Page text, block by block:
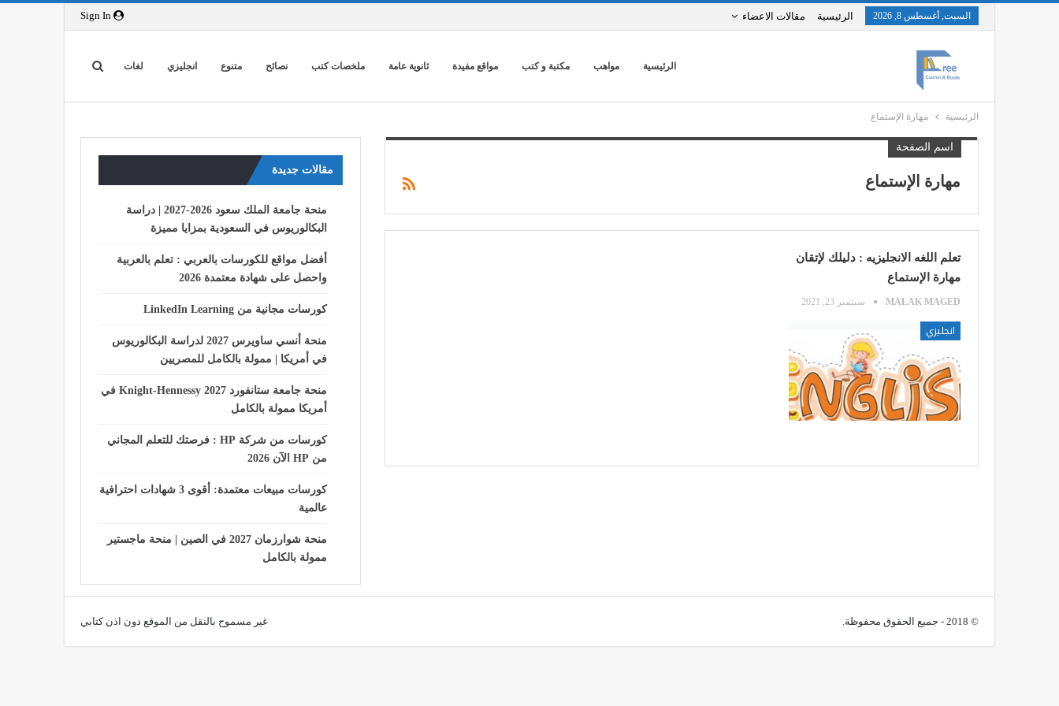
السبت, أغسطس 8, 2026 الرئيسية مقالات الاعضاء
الرئيسية مواهب مكتبة و كتب مواقع مفيدة ثانوية عامة ملخصات كتب نصائح متنوع انجليزي لغات
الرئيسية مهارة الإستماع
اسم الصفحة
مهارة الإستماع
تعلم اللغه الانجليزيه : دليلك لإتقان
مهارة الإستماع
MALAK MAGED سبتمبر 23, 2021
انجليزي
مقالات جديدة
منحة جامعة الملك سعود 2026-2027 | دراسة
البكالوريوس في السعودية بمزايا مميزة
أفضل مواقع للكورسات بالعربي : تعلم بالعربية
واحصل على شهادة معتمدة 2026
كورسات مجانية من LinkedIn Learning
منحة أنسي ساويرس 2027 لدراسة البكالوريوس
في أمريكا | ممولة بالكامل للمصريين
منحة جامعة ستانفورد Knight-Hennessy 2027 في
أمريكا ممولة بالكامل
كورسات من شركة HP : فرصتك للتعلم المجاني
من HP الآن 2026
كورسات مبيعات معتمدة: أقوى 3 شهادات احترافية
عالمية
منحة شوارزمان 2027 في الصين | منحة ماجستير
ممولة بالكامل
© 2018 - جميع الحقوق محفوظة. غير مسموح بالنقل من الموقع دون اذن كتابي